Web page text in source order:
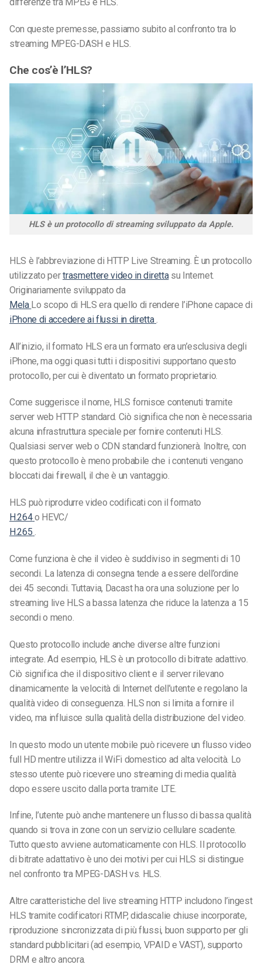
differenze tra MPEG e HLS.
Con queste premesse, passiamo subito al confronto tra lo
streaming MPEG-DASH e HLS.
Che cos’è l’HLS?
HLS è un protocollo di streaming sviluppato da Apple.
HLS è l’abbreviazione di HTTP Live Streaming . È un protocollo
utilizzato pertrasmettere video in direttasu Internet.
Originariamente sviluppato da
Mela Lo scopo di HLS era quello di rendere l’iPhone capace di
iPhone di accedere ai flussi in diretta
All’inizio, il formato HLSera un formato era un’esclusiva degli
iPhone, ma oggi quasi tutti i dispositivi supportano questo
protocollo, per cui è diventato un formato proprietario.
Come suggerisce il nome, HLS fornisce contenuti tramite
server web HTTP standard. Ciò significa che non è necessaria
alcuna infrastruttura speciale per fornire contenuti HLS.
Qualsiasi server web o CDN standard funzionerà. Inoltre, con
questo protocollo è meno probabile che i contenuti vengano
bloccati dai firewall, il che è un vantaggio.
HLS può riprodurre video codificati con il formato
H.264o HEVC/
H.265 .
Come funzionaè che il video è suddiviso in segmenti di 10
secondi. La latenza di consegna tende a essere dell’ordine
dei 45 secondi. Tuttavia, Dacast ha ora una soluzione per lo
streaming live HLS a bassa latenza che riduce la latenza a 15
secondi o meno.
Questo protocollo include anche diverse altre funzioni
integrate. Ad esempio, HLS è un protocollo di bitrate adattivo.
Ciò significa che il dispositivo client e il server rilevano
dinamicamente la velocità di Internet dell’utente e regolano la
qualità video di conseguenza. HLS non si limita a fornire il
video, ma influisce sulla qualità della distribuzione del video.
In questo modo un utente mobile può ricevere un flusso video
full HD mentre utilizza il WiFi domestico ad alta velocità. Lo
stesso utente può ricevere uno streaming di media qualità
dopo essere uscito dalla porta tramite LTE.
Infine, l’utente può anche mantenere un flusso di bassa qualità
quando si trova in zone con un servizio cellulare scadente.
Tutto questo avviene automaticamente con HLS. Il protocollo
di bitrate adattativo è uno dei motivi per cui HLS si distingue
nel confronto tra MPEG- DASH vs. HLS.
Altre caratteristiche del live streaming HTTP includono l’ingest
HLS tramite codificatori RTMP, didascalie chiuse incorporate,
riproduzione sincronizzata di più flussi, buon supporto per gli
standard pubblicitari (ad esempio, VPAID e VAST), supporto
DRM e altro ancora.